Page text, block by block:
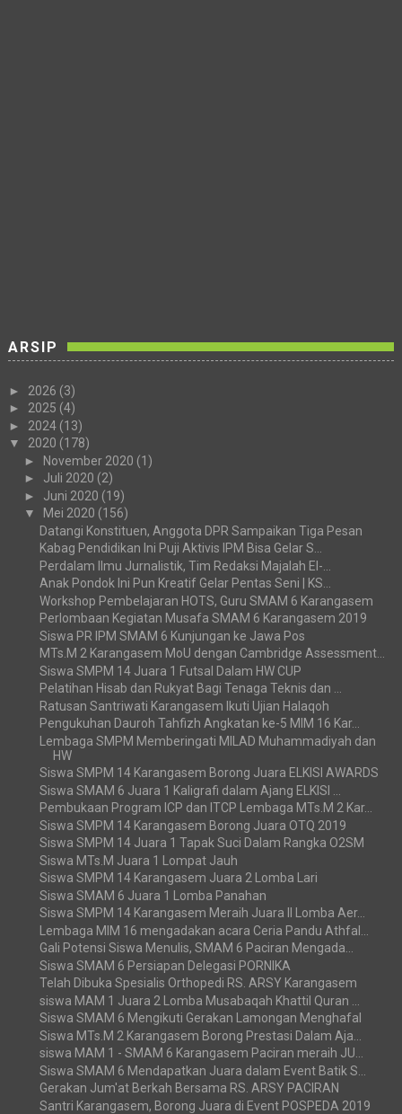
ARSIP
► 2026 (3)
► 2025 (4)
► 2024 (13)
▼ 2020 (178)
►
November 2020 (1)
► Juli 2020 (2)
► Juni 2020 (19)
▼
Mei 2020 (156)
Datangi Konstituen, Anggota DPR Sampaikan Tiga Pesan
Kabag Pendidikan Ini Puji Aktivis IPM Bisa Gelar S...
Perdalam Ilmu Jurnalistik, Tim Redaksi Majalah El-...
Anak Pondok Ini Pun Kreatif Gelar Pentas Seni | KS...
Workshop Pembelajaran HOTS, Guru SMAM 6 Karangasem
Perlombaan Kegiatan Musafa SMAM 6 Karangasem 2019
Siswa PR IPM SMAM 6 Kunjungan ke Jawa Pos
MTs.M 2 Karangasem MoU dengan Cambridge Assessment...
Siswa SMPM 14 Juara 1 Futsal Dalam HW CUP
Pelatihan Hisab dan Rukyat Bagi Tenaga Teknis dan ...
Ratusan Santriwati Karangasem Ikuti Ujian Halaqoh
Pengukuhan Dauroh Tahfizh Angkatan ke-5 MIM 16 Kar...
Lembaga SMPM Memberingati MILAD Muhammadiyah dan
HW
Siswa SMPM 14 Karangasem Borong Juara ELKISI AWARDS
Siswa SMAM 6 Juara 1 Kaligrafi dalam Ajang ELKISI ...
Pembukaan Program ICP dan ITCP Lembaga MTs.M 2 Kar...
Siswa SMPM 14 Karangasem Borong Juara OTQ 2019
Siswa SMPM 14 Juara 1 Tapak Suci Dalam Rangka O2SM
Siswa MTs.M Juara 1 Lompat Jauh
Siswa SMPM 14 Karangasem Juara 2 Lomba Lari
Siswa SMAM 6 Juara 1 Lomba Panahan
Siswa SMPM 14 Karangasem Meraih Juara II Lomba Aer...
Lembaga MIM 16 mengadakan acara Ceria Pandu Athfal...
Gali Potensi Siswa Menulis, SMAM 6 Paciran Mengada...
Siswa SMAM 6 Persiapan Delegasi PORNIKA
Telah Dibuka Spesialis Orthopedi RS. ARSY Karangasem
siswa MAM 1 Juara 2 Lomba Musabaqah Khattil Quran ...
Siswa SMAM 6 Mengikuti Gerakan Lamongan Menghafal
Siswa MTs.M 2 Karangasem Borong Prestasi Dalam Aja...
siswa MAM 1 - SMAM 6 Karangasem Paciran meraih JU...
Siswa SMAM 6 Mendapatkan Juara dalam Event Batik S...
Gerakan Jum'at Berkah Bersama RS. ARSY PACIRAN
Santri Karangasem, Borong Juara di Event POSPEDA 2019